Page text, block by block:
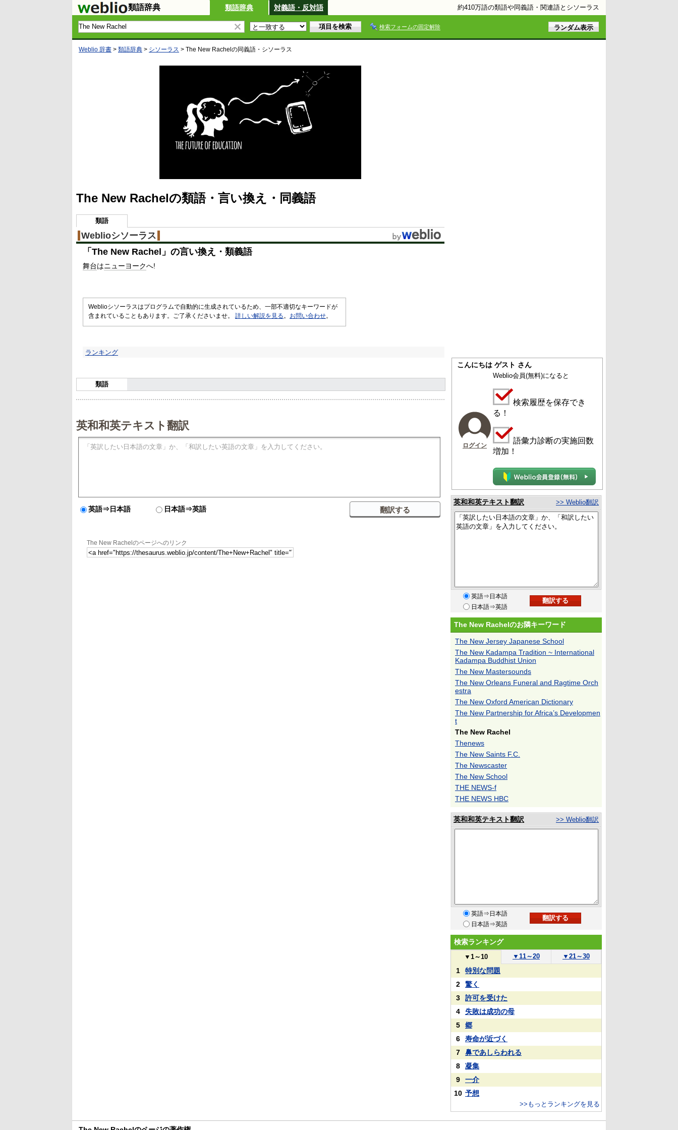
類語辞典 類語辞典 対義語・反対語 約410万語の類語や同義語・関連語とシソーラス
検索フォームの固定解除
Weblio 辞書 > 類語辞典 > シソーラス > The New Rachel の同義語・シソーラス
The New Rachelの類語・言い換え・同義語
類語
Weblioシソーラス
「 The New Rachel 」の言い換え・類義語
舞台はニューヨークへ!
Weblioシソーラスはプログラムで自動的に生成されているため、一部不適切なキーワードが
含まれていることもあります。ご了承くださいませ。 詳しい解説を見る 。 お問い合わせ。
ランキング
類語
英和和英テキスト翻訳
英語⇒日本語 日本語⇒英語
The New Rachelのページへのリンク
こんにちは ゲスト さん
ログイン
Weblio会員(無料)になると
検索履歴を保存でき
る！
語彙力診断の実施回数
増加！
英和和英テキスト翻訳 >> Weblio翻訳
英語⇒日本語
日本語⇒英語
The New Rachelのお隣キーワード
The New Jersey Japanese School
The New Kadampa Tradition ~ International
Kadampa Buddhist Union
The New Mastersounds
The New Orleans Funeral and Ragtime Orch
estra
The New Oxford American Dictionary
The New Partnership for Africa’s Developmen
t
The New Rachel
Thenews
The New Saints F.C.
The Newscaster
The New School
THE NEWS-f
THE NEWS HBC
英和和英テキスト翻訳 >> Weblio翻訳
英語⇒日本語
日本語⇒英語
検索ランキング
▼ 1～10 ▼ 11～20 ▼ 21～30
1
特別な問題
2
驚く
3
許可を受けた
4
失敗は成功の母
5
郷
6
寿命が近づく
7
鼻であしらわれる
8
凝集
9
一介
10 予想
>>もっとランキングを見る